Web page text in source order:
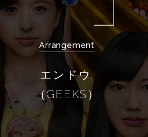
Arrangement
エンドウ.
（GEEKS）